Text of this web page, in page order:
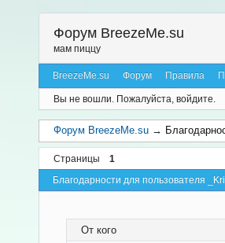
Форум BreezeMe.su
мам пиццу
BreezeMe.su Форум Правила
Вы не вошли. Пожалуйста, войдите.
Форум BreezeMe.su →
Страницы
1
Благодарности для пользователя
От кого